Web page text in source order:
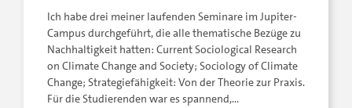
Ich habe drei meiner laufenden Seminare im Jupiter-
Campus durchgeführt, die alle thematische Bezüge zu
Nachhaltigkeit hatten: Current Sociological Research
on Climate Change and Society; Sociology of Climate
Change; Strategiefähigkeit: Von der Theorie zur Praxis.
Für die Studierenden war es spannend,…